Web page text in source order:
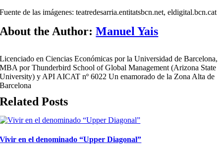
Fuente de las imágenes: teatredesarria.entitatsbcn.net, eldigital.bcn.cat
About the Author:Manuel Yais
Licenciado en Ciencias Económicas por la Universidad de Barcelona,
MBA por Thunderbird School of Global Management (Arizona State
University) y API AICAT nº 6022 Un enamorado de la Zona Alta de
Barcelona
Related Posts
Vivir en el denominado “Upper Diagonal”